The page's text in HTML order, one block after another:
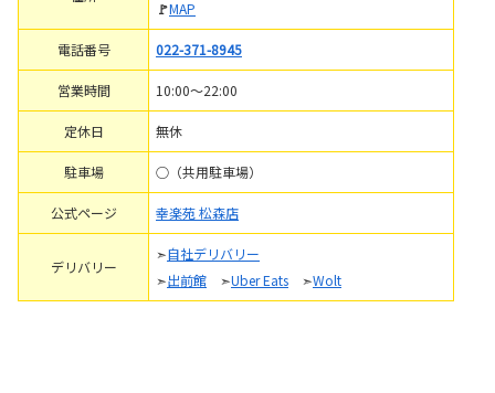
🚩MAP
電話番号 022-371-8945
営業時間 10:00～22:00
定休日 無休
駐車場 ○（共用駐車場）
公式ページ 幸楽苑 松森店
デリバリー
➣自社デリバリー
➣出前館 ➣Uber Eats ➣Wolt